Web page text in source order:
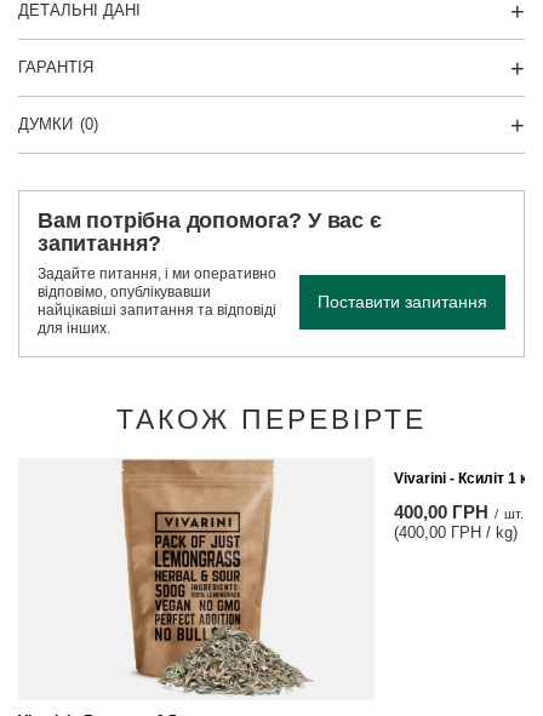
ДЕТАЛЬНІ ДАНІ
ГАРАНТІЯ
ДУМКИ (0)
Вам потрібна допомога? У вас є
запитання?
Задайте питання, і ми оперативно
відповімо, опублікувавши
найцікавіші запитання та відповіді
для інших.
Поставити запитання
ТАКОЖ ПЕРЕВІРТЕ
Vivarini - Ксиліт 1 кг
400,00 ГРН / шт.
(400,00 ГРН / kg)